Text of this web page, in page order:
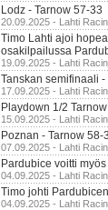
Lodz - Tarnow 57-33
20.09.2025 - Lahti
Timo Lahti ajoi
osakilpailussa
19.09.2025 - Lahti
Tanskan semifinaali
17.09.2025 - Lahti
Playdown 1/2
15.09.2025 - Lahti
Poznan - Tarnow 58-
07.09.2025 - Lahti
Pardubice voitti
04.09.2025 - Lahti
Timo johti
04.09.2025 - Lahti